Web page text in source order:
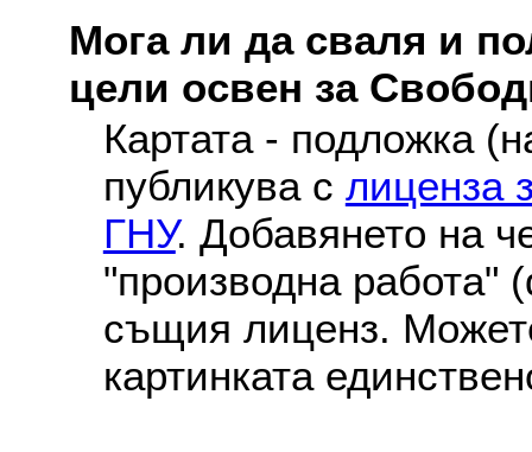
Мога ли да сваля и
цели освен за
Картата - подложка
публикува с лиценза
ГНУ. Добавянето на
"производна работа"
същия лиценз.
картинката